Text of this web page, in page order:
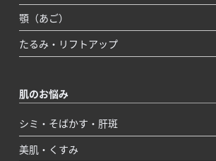
顎（あご）
たるみ・リフトアップ
肌のお悩み
シミ・そばかす・肝斑
美肌・くすみ